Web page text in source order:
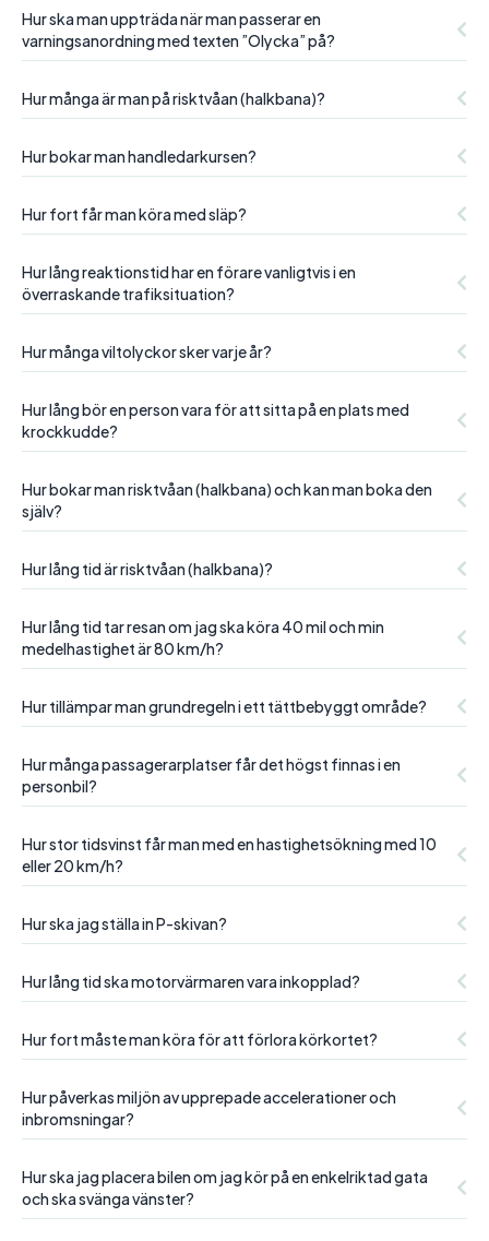
Hur ska man uppträda när man passerar en
varningsanordning med texten ”Olycka” på?
Hur många är man på risktvåan (halkbana)?
Hur bokar man handledarkursen?
Hur fort får man köra med släp?
Hur lång reaktionstid har en förare vanligtvis i en
överraskande trafiksituation?
Hur många viltolyckor sker varje år?
Hur lång bör en person vara för att sitta på en plats med
krockkudde?
Hur bokar man risktvåan (halkbana) och kan man boka den
själv?
Hur lång tid är risktvåan (halkbana)?
Hur lång tid tar resan om jag ska köra 40 mil och min
medelhastighet är 80 km/h?
Hur tillämpar man grundregeln i ett tättbebyggt område?
Hur många passagerarplatser får det högst finnas i en
personbil?
Hur stor tidsvinst får man med en hastighetsökning med 10
eller 20 km/h?
Hur ska jag ställa in P-skivan?
Hur lång tid ska motorvärmaren vara inkopplad?
Hur fort måste man köra för att förlora körkortet?
Hur påverkas miljön av upprepade accelerationer och
inbromsningar?
Hur ska jag placera bilen om jag kör på en enkelriktad gata
och ska svänga vänster?